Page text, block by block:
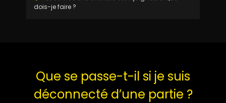
dois-je faire ?
Que se passe-t-il si je suis
déconnecté d’une partie ?